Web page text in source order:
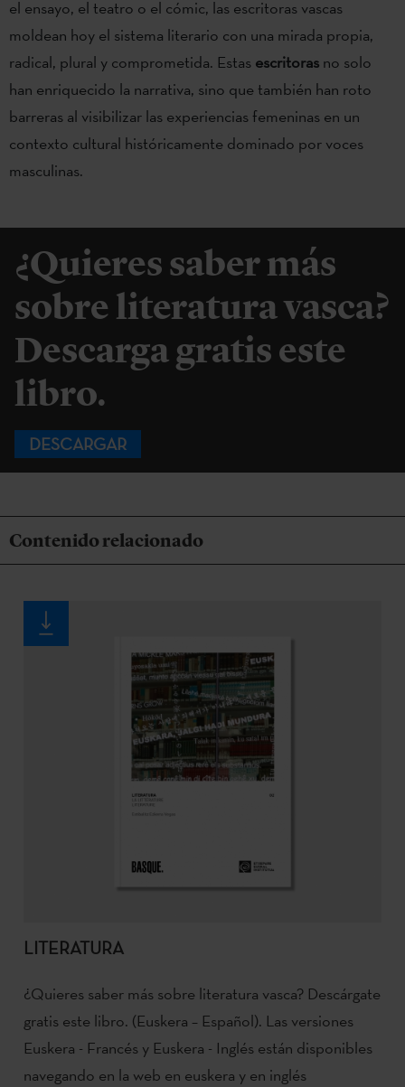
el ensayo, el teatro o el cómic, las escritoras vascas
moldean hoy el sistema literario con una mirada propia,
radical, plural y comprometida. Estas escritoras no solo
han enriquecido la narrativa, sino que también han roto
barreras al visibilizar las experiencias femeninas en un
contexto cultural históricamente dominado por voces
masculinas.
¿Quieres saber más
sobre literatura vasca?
Descarga gratis este
libro.
DESCARGAR
Contenido relacionado
LITERATURA
¿Quieres saber más sobre literatura vasca? Descárgate
gratis este libro. (Euskera – Español). Las versiones
Euskera - Francés y Euskera - Inglés están disponibles
navegando en la web en euskera y en inglés